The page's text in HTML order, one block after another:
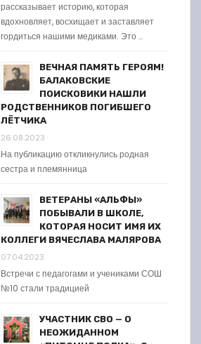
рассказывает историю, которая
вдохновляет, восхищает и заставляет
гордиться нашими медиками. Это …
ВЕЧНАЯ ПАМЯТЬ ГЕРОЯМ!
БАЛАКОВСКИЕ
ПОИСКОВИКИ НАШЛИ
РОДСТВЕННИКОВ ПОГИБШЕГО
ЛЁТЧИКА
26.08.2023
На публикацию откликнулись родная
сестра и племянница
ВЕТЕРАНЫ «АЛЬФЫ»
ПОБЫВАЛИ В ШКОЛЕ,
КОТОРАЯ НОСИТ ИМЯ ИХ
КОЛЛЕГИ ВЯЧЕСЛАВА МАЛЯРОВА
07.04.2023
Встречи с педагогами и учениками СОШ
№10 стали традицией
УЧАСТНИК СВО — О
НЕОЖИДАННОМ